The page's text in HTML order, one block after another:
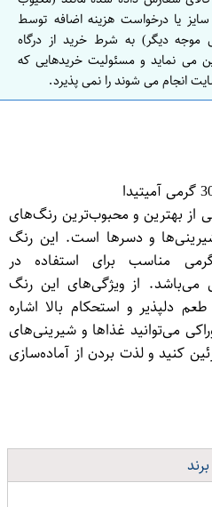
یا درخواست هزینه اضافه توسط
موجه دیگر) به شرط خرید از درگاه
می نماید و مسئولیت خریدهایی که
انجام می شوند را نمی پذیرد.
از بهترین و محبوب‌ترین رنگ‌های
و دسرها است. این رنگ
با بسته‌بندی 30 گرمی مناسب برای استفاده در
می‌باشد. از ویژگی‌های این رنگ
دلپذیر و استحکام بالا اشاره
می‌توانید غذاها و شیرینی‌های
کنید و لذت بردن از آماده‌سازی
برند